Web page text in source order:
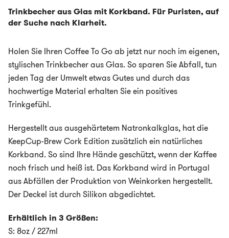
3
Größen
Menge
Trinkbecher aus Glas mit Korkband. Für Puristen, auf
der Suche nach Klarheit.
Holen Sie Ihren Coffee To Go ab jetzt nur noch im eigenen,
stylischen Trinkbecher aus Glas. So sparen Sie Abfall, tun
jeden Tag der Umwelt etwas Gutes und durch das
hochwertige Material erhalten Sie ein positives
Trinkgefühl.
Hergestellt aus ausgehärtetem Natronkalkglas, hat die
KeepCup-Brew Cork Edition zusätzlich ein natürliches
Korkband. So sind Ihre Hände geschützt, wenn der Kaffee
noch frisch und heiß ist. Das Korkband wird in Portugal
aus Abfällen der Produktion von Weinkorken hergestellt.
Der Deckel ist durch Silikon abgedichtet.
Erhältlich in 3 Größen:
S: 8oz / 227ml